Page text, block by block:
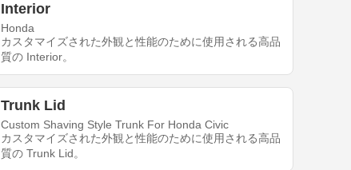
Interior
Honda
カスタマイズされた外観と性能のために使用される高品
質の Interior。
Trunk Lid
Custom Shaving Style Trunk For Honda Civic
カスタマイズされた外観と性能のために使用される高品
質の Trunk Lid。